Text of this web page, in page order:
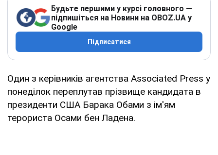
Будьте першими у курсі головного —
підпишіться на Новини на OBOZ.UA у
Google
Підписатися
Один з керівників агентства Associated Press у
понеділок переплутав прізвище кандидата в
президенти США Барака Обами з ім'ям
терориста Осами бен Ладена.